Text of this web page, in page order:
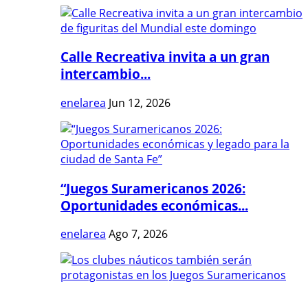
Calle Recreativa invita a un gran
intercambio...
enelarea Jun 12, 2026
“Juegos Suramericanos 2026:
Oportunidades económicas...
enelarea Ago 7, 2026